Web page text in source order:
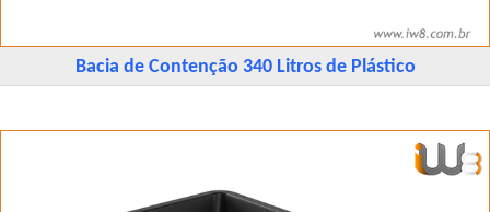
Bacia de Contenção 340 Litros de Plástico